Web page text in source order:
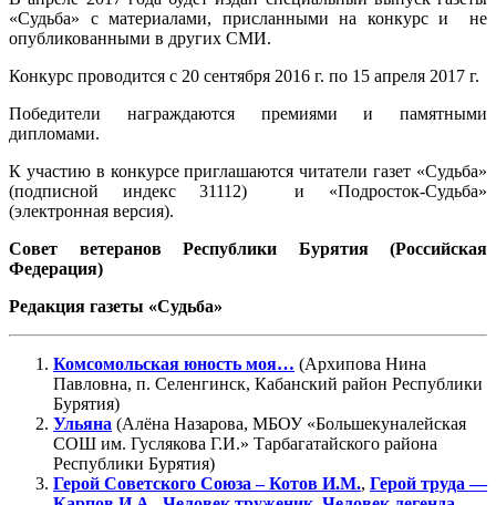
«Судьба» с материалами, присланными на конкурс и не
опубликованными в других СМИ.
Конкурс проводится с 20 сентября 2016 г. по 15 апреля 2017 г.
Победители награждаются премиями и памятными
дипломами.
К участию в конкурсе приглашаются читатели газет «Судьба»
(подписной индекс 31112) и «Подросток-Судьба»
(электронная версия).
Совет ветеранов Республики Бурятия (Российская
Федерация)
Редакция газеты «Судьба»
Комсомольская юность моя… (Архипова Нина
Павловна, п. Селенгинск, Кабанский район Республики
Бурятия)
Ульяна (Алёна Назарова, МБОУ «Большекуналейская
СОШ им. Гуслякова Г.И.» Тарбагатайского района
Республики Бурятия)
Герой Советского Союза – Котов И.М., Герой труда —